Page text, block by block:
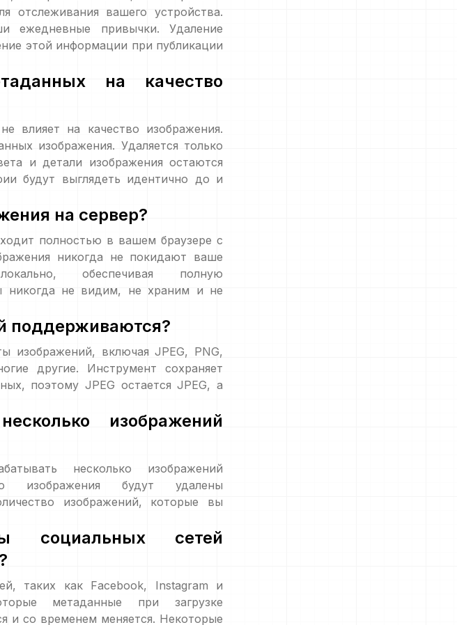
отслеживания вашего устройства.
ежедневные привычки. Удаление
этой информации при публикации
на качество
влияет на качество изображения.
изображения. Удаляется только
и детали изображения остаются
будут выглядеть идентично до и
на сервер?
полностью в вашем браузере с
никогда не покидают ваше
обеспечивая полную
никогда не видим, не храним и не
поддерживаются?
включая JPEG, PNG,
другие. Инструмент сохраняет
поэтому JPEG остается JPEG, а
изображений
несколько изображений
изображения будут удалены
изображений, которые вы
социальных сетей
таких как Facebook, Instagram и
метаданные при загрузке
и со временем меняется. Некоторые